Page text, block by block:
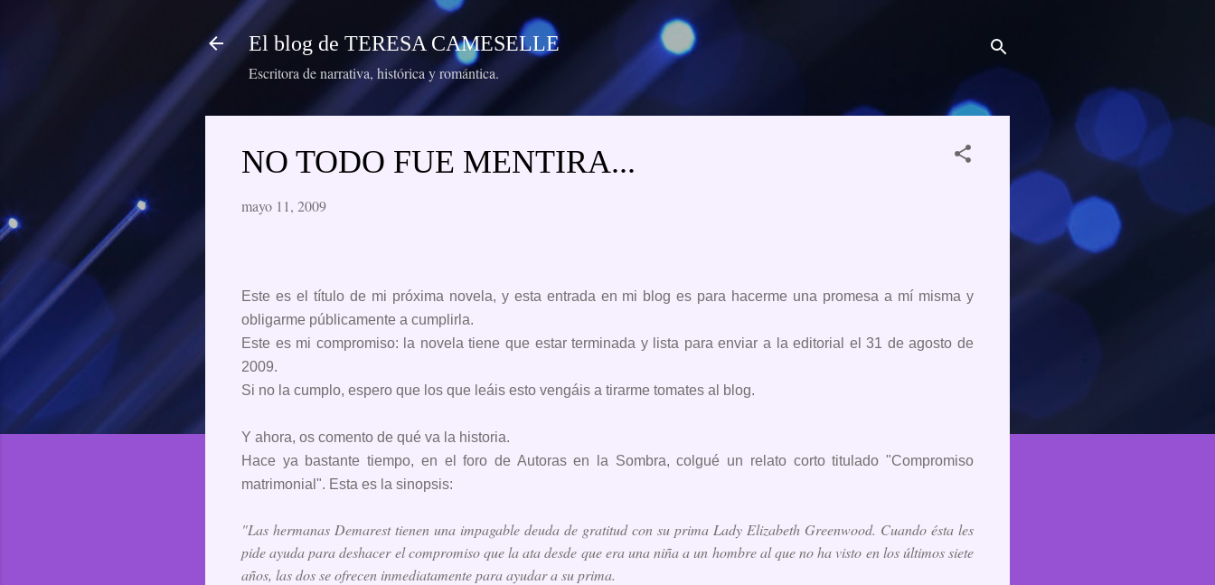
Ir al contenido principal
El blog de TERESA CAMESELLE
Escritora de narrativa, histórica y romántica.
NO TODO FUE MENTIRA...
mayo 11, 2009
Este es el título de mi próxima novela, y esta entrada en mi blog es para hacerme una promesa a mí misma y
obligarme públicamente a cumplirla.
Este es mi compromiso: la novela tiene que estar terminada y lista para enviar a la editorial el 31 de agosto de
2009.
Si no la cumplo, espero que los que leáis esto vengáis a tirarme tomates al blog.
Y ahora, os comento de qué va la historia.
Hace ya bastante tiempo, en el foro de Autoras en la Sombra, colgué un relato corto titulado "Compromiso
matrimonial". Esta es la sinopsis:
"Las hermanas Demarest tienen una impagable deuda de gratitud con su prima Lady Elizabeth Greenwood. Cuando ésta les
pide ayuda para deshacer el compromiso que la ata desde que era una niña a un hombre al que no ha visto en los últimos siete
años, las dos se ofrecen inmediatamente para ayudar a su prima.